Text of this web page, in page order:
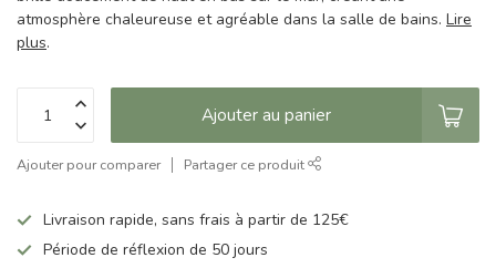
atmosphère chaleureuse et agréable dans la salle de bains. Lire
plus.
Ajouter au panier
Ajouter pour comparer Partager ce produit
Livraison rapide, sans frais à partir de 125€
Période de réflexion de 50 jours